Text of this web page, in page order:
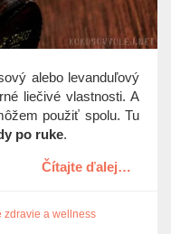
alebo levanduľový
liečivé vlastnosti. A
použiť spolu. Tu
po ruke.
Čítajte ďalej…
zdravie a wellness